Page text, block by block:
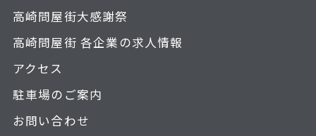
高崎問屋街大感謝祭
高崎問屋街 各企業の求人情報
アクセス
駐車場のご案内
お問い合わせ